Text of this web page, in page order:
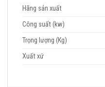
Hãng sản xuất
Công suất (kw)
Trọng lượng (Kg)
Xuất xứ